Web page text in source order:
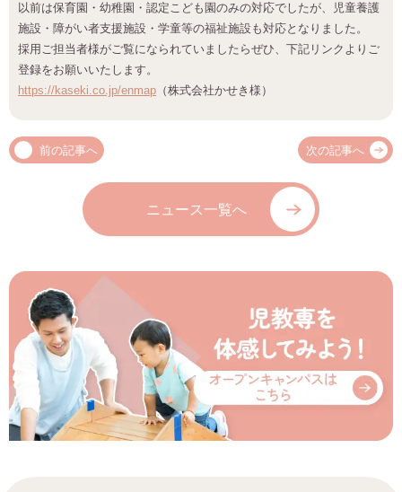
以前は保育園・幼稚園・認定こども園のみの対応でしたが、児童養護
施設・障がい者支援施設・学童等の福祉施設も対応となりました。
採用ご担当者様がご覧になられていましたらぜひ、下記リンクよりご
登録をお願いいたします。
https://kaseki.co.jp/enmap （株式会社かせき様）
前の記事へ 次の記事へ
ニュース一覧へ